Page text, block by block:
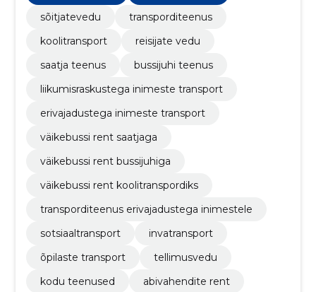
sõitjatevedu
transporditeenus
koolitransport
reisijate vedu
saatja teenus
bussijuhi teenus
liikumisraskustega inimeste transport
erivajadustega inimeste transport
väikebussi rent saatjaga
väikebussi rent bussijuhiga
väikebussi rent koolitranspordiks
transporditeenus erivajadustega inimestele
sotsiaaltransport
invatransport
õpilaste transport
tellimusvedu
kodu teenused
abivahendite rent